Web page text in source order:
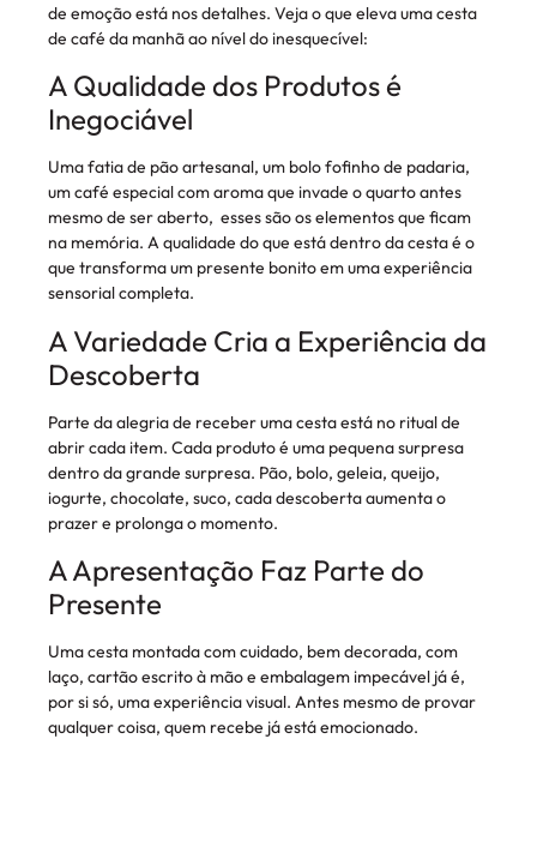
de emoção está nos detalhes. Veja o que eleva uma cesta
de café da manhã ao nível do inesquecível:
A Qualidade dos Produtos é
Inegociável
Uma fatia de pão artesanal, um bolo fofinho de padaria,
um café especial com aroma que invade o quarto antes
mesmo de ser aberto, esses são os elementos que ficam
na memória. A qualidade do que está dentro da cesta é o
que transforma um presente bonito em uma experiência
sensorial completa.
A Variedade Cria a Experiência da
Descoberta
Parte da alegria de receber uma cesta está no ritual de
abrir cada item. Cada produto é uma pequena surpresa
dentro da grande surpresa. Pão, bolo, geleia, queijo,
iogurte, chocolate, suco, cada descoberta aumenta o
prazer e prolonga o momento.
A Apresentação Faz Parte do
Presente
Uma cesta montada com cuidado, bem decorada, com
laço, cartão escrito à mão e embalagem impecável já é,
por si só, uma experiência visual. Antes mesmo de provar
qualquer coisa, quem recebe já está emocionado.